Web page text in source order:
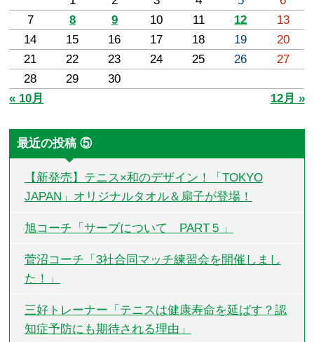
7
8 9 10 11 12
13
14
15 16 17 18 19
20
21
22 23 24 25 26
27
28
29
30
« 10月
12月 »
最近の投稿 ⑤
【新発売】テニス×和のデザイン！「TOKYO
JAPAN」オリジナルタオル＆扇子が登場！
旭コーチ「サーブについて PART５」
菅沼コーチ「3社合同マッチ練習会を開催しまし
た！」
三好トレーナー「テニスは健康寿命を延ばす？認
知症予防にも期待される理由」